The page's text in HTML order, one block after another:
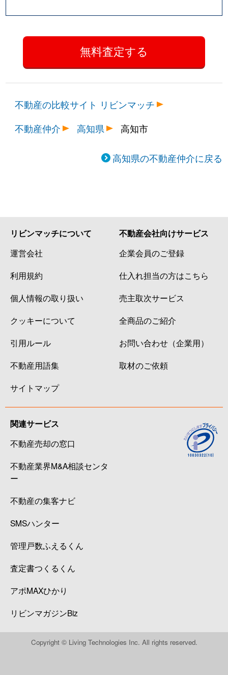
不動産の比較サイト リビンマッチ
不動産仲介
高知県 高知市
高知県の不動産仲介に戻る
リビンマッチについて
運営会社
利用規約
個人情報の取り扱い
クッキーについて
引用ルール
不動産用語集
サイトマップ
不動産会社向けサービス
企業会員のご登録
仕入れ担当の方はこちら
売主取次サービス
全商品のご紹介
お問い合わせ（企業用）
取材のご依頼
関連サービス
不動産売却の窓口
不動産業界M&A相談センタ
ー
不動産の集客ナビ
SMSハンター
管理戸数ふえるくん
査定書つくるくん
アポMAXひかり
リビンマガジンBiz
Copyright © Living Technologies Inc. All rights reserved.